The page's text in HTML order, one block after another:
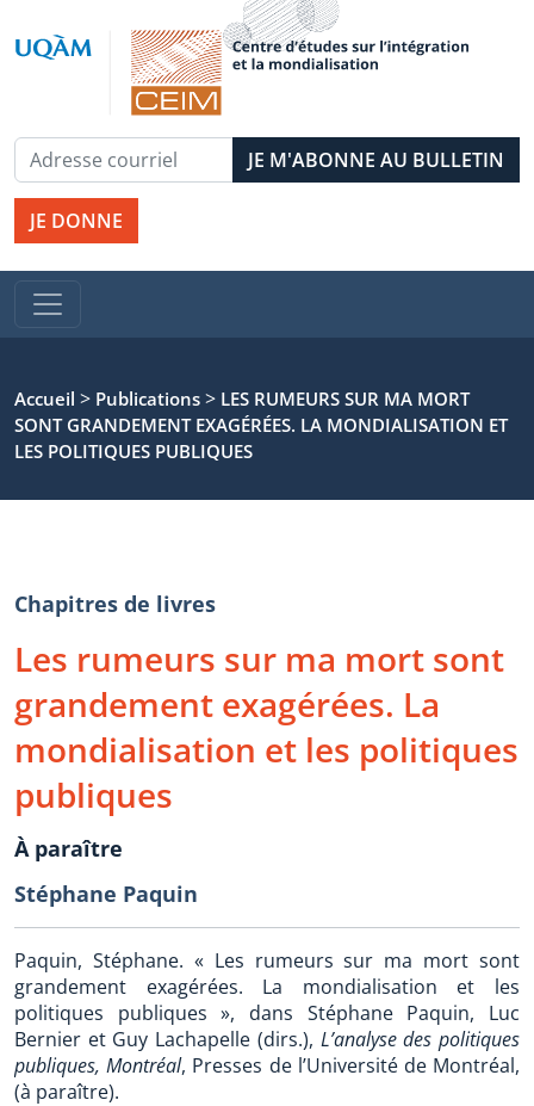
JE DONNE
Accueil > Publications > LES RUMEURS SUR MA MORT
SONT GRANDEMENT EXAGÉRÉES. LA MONDIALISATION ET
LES POLITIQUES PUBLIQUES
Chapitres de livres
Les rumeurs sur ma mort sont
grandement exagérées. La
mondialisation et les politiques
publiques
À paraître
Stéphane Paquin
Paquin, Stéphane. « Les rumeurs sur ma mort sont
grandement exagérées. La mondialisation et les
politiques publiques », dans Stéphane Paquin, Luc
Bernier et Guy Lachapelle (dirs.), L’analyse des politiques
publiques, Montréal, Presses de l’Université de Montréal,
(à paraître).